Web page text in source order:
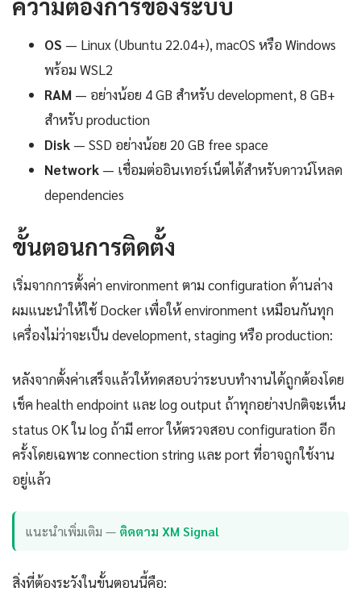
ความต้องการของระบบ
OS — Linux (Ubuntu 22.04+), macOS หรือ Windows
พร้อม WSL2
RAM — อย่างน้อย 4 GB สำหรับ development, 8 GB+
สำหรับ production
Disk — SSD อย่างน้อย 20 GB free space
Network — เชื่อมต่ออินเทอร์เน็ตได้สำหรับดาวน์โหลด
dependencies
ขั้นตอนการติดตั้ง
เริ่มจากการตั้งค่า environment ตาม configuration ด้านล่าง
ผมแนะนำให้ใช้ Docker เพื่อให้ environment เหมือนกันทุก
เครื่องไม่ว่าจะเป็น development, staging หรือ production:
หลังจากตั้งค่าเสร็จแล้วให้ทดสอบว่าระบบทำงานได้ถูกต้องโดย
เช็ค health endpoint และ log output ถ้าทุกอย่างปกติจะเห็น
status OK ใน log ถ้ามี error ให้ตรวจสอบ configuration อีก
ครั้งโดยเฉพาะ connection string และ port ที่อาจถูกใช้งาน
อยู่แล้ว
แนะนำเพิ่มเติม — ติดตาม XM Signal
สิ่งที่ต้องระวังในขั้นตอนนี้คือ: